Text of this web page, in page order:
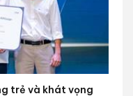
trẻ và khát vọng